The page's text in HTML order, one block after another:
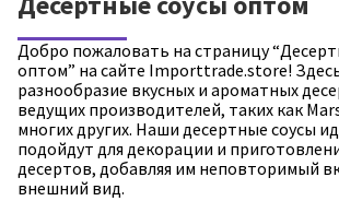
Добро пожаловать на страницу
оптом” на сайте Importtrade.store!
разнообразие вкусных и ароматных
ведущих производителей, таких как
многих других. Наши десертные соусы
подойдут для декорации и
десертов, добавляя им неповторимый
внешний вид.